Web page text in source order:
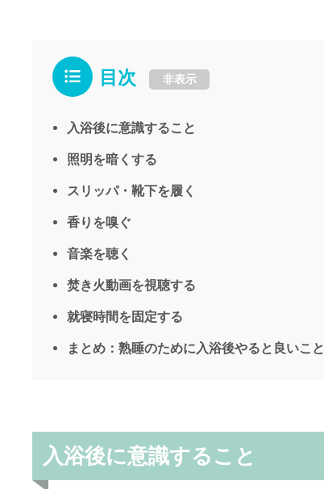
目次 非表示
入浴後に意識すること
照明を暗くする
スリッパ・靴下を履く
香りを嗅ぐ
音楽を聴く
焚き火動画を視聴する
就寝時間を固定する
まとめ：熟睡のために入浴後やると良いこと
入浴後に意識すること